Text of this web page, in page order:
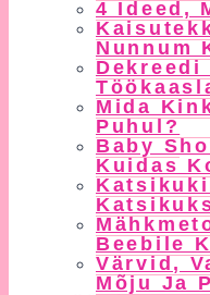
4 Ideed,
Nunnum
Dekreedi
Mida
Puhul?
Baby
Kuidas
Beebile
Värvid,
Mõju Ja